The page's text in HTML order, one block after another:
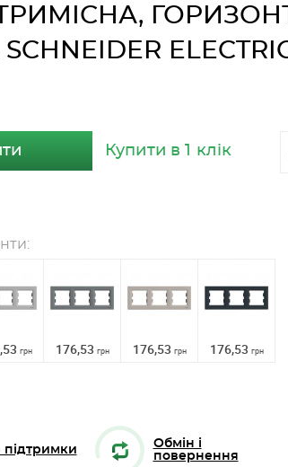
Купити в 1 клік
грн 176,53 грн 176,53 грн 176,53 грн
підтримки
Обмін і
повернення